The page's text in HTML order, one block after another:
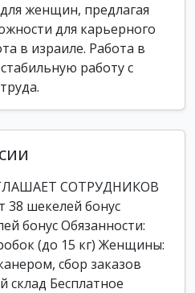
женщин, предлагая
для карьерного
в израиле. Работа в
работу с
СОТРУДНИКОВ
38 шекелей бонус
бонус Обязанности:
(до 15 кг) Женщины:
сбор заказов
склад Бесплатное